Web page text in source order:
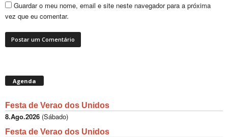
Guardar o meu nome, email e site neste navegador para a próxima
vez que eu comentar.
Agenda
Festa de Verao dos Unidos
8.Ago.2026 (Sábado)
Festa de Verao dos Unidos